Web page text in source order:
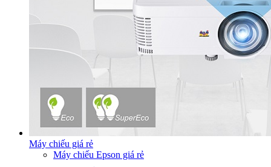
Máy chiếu giá rẻ
Máy chiếu Epson giá rẻ